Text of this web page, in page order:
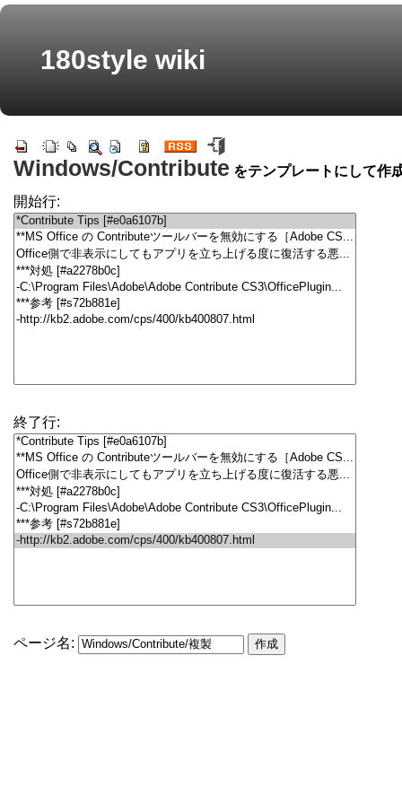
180style wiki
Windows/Contribute をテンプレートにして作
開始行:
終了行:
ページ名: